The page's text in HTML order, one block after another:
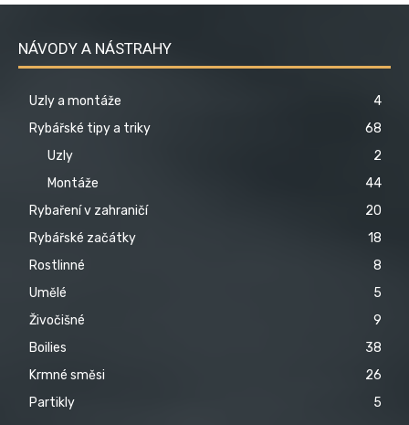
NÁVODY A NÁSTRAHY
Uzly a montáže
4
Rybářské tipy a triky
68
Uzly
2
Montáže
44
Rybaření v zahraničí
20
Rybářské začátky
18
Rostlinné
8
Umělé
5
Živočišné
9
Boilies
38
Krmné směsi
26
Partikly
5